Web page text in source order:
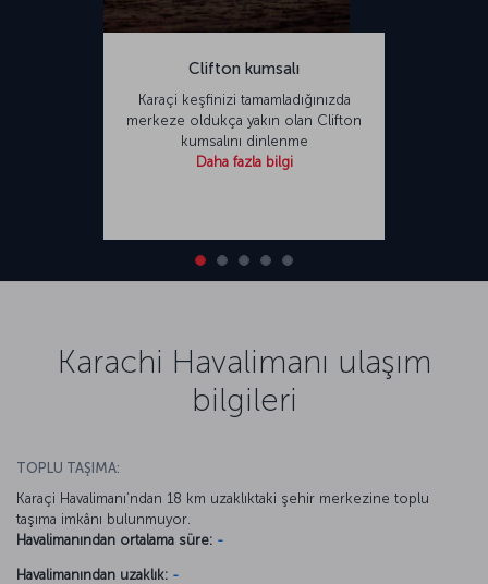
Clifton kumsalı
Karaçi keşfinizi tamamladığınızda
merkeze oldukça yakın olan Clifton
kumsalını dinlenme
Daha fazla bilgi
Karachi Havalimanı ulaşım
bilgileri
TOPLU TAŞIMA:
Karaçi Havalimanı’ndan 18 km uzaklıktaki şehir merkezine toplu
taşıma imkânı bulunmuyor.
Havalimanından ortalama süre: -
Havalimanından uzaklık: -